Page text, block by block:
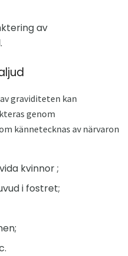
av
graviditeten kan
genom
kännetecknas av närvaron
kvinnor ;
i fostret;